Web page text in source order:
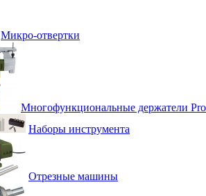
Микро-отвертки
Многофункциональные держатели
Наборы инструмента
Отрезные машины